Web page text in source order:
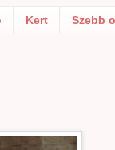
Kert Szebb